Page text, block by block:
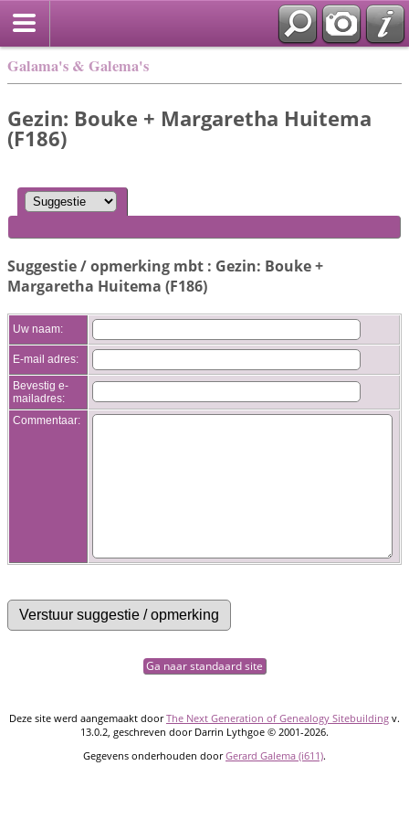
Galama's & Galema's
Gezin: Bouke + Margaretha Huitema
(F186)
Suggestie / opmerking mbt : Gezin: Bouke +
Margaretha Huitema (F186)
Uw naam:
E-mail adres:
Bevestig e-
mailadres:
Commentaar:
Ga naar standaard site
Deze site werd aangemaakt doorThe Next Generation of Genealogy Sitebuilding v.
13.0.2, geschreven door Darrin Lythgoe © 2001-2026.
Gegevens onderhouden doorGerard Galema (i611).